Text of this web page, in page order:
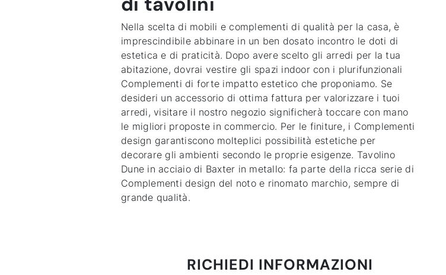
Nella scelta di mobili e complementi di qualità per la casa, è
imprescindibile abbinare in un ben dosato incontro le doti di
estetica e di praticità. Dopo avere scelto gli arredi per la tua
abitazione, dovrai vestire gli spazi indoor con i plurifunzionali
Complementi di forte impatto estetico che proponiamo. Se
desideri un accessorio di ottima fattura per valorizzare i tuoi
arredi, visitare il nostro negozio significherà toccare con mano
le migliori proposte in commercio. Per le finiture, i Complementi
design garantiscono molteplici possibilità estetiche per
decorare gli ambienti secondo le proprie esigenze. Tavolino
Dune in acciaio di Baxter in metallo: fa parte della ricca serie di
Complementi design del noto e rinomato marchio, sempre di
grande qualità.
RICHIEDI INFORMAZIONI